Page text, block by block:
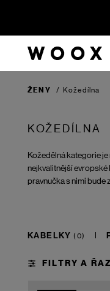
ŽENY / Kožedílna
KOŽEDÍLNA
Kožedělná kategorie
nejkvalitnější evropské
pravnučka s nimi bude
KABELKY